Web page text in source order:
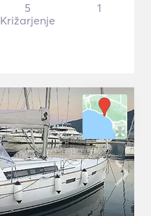
5
Križarjenje
1